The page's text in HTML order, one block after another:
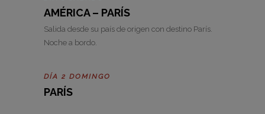
AMÉRICA – PARÍS
Salida desde su país de origen con destino París.
Noche a bordo.
DÍA 2 DOMINGO
PARÍS